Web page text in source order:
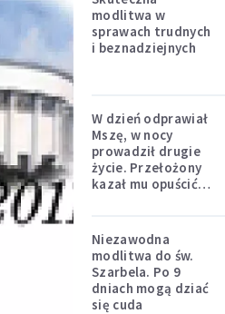
modlitwa w
sprawach trudnych
i beznadziejnych
W dzień odprawiał
Mszę, w nocy
prowadził drugie
życie. Przełożony
kazał mu opuścić
Niezawodna
modlitwa do św.
Szarbela. Po 9
dniach mogą dziać
się cuda